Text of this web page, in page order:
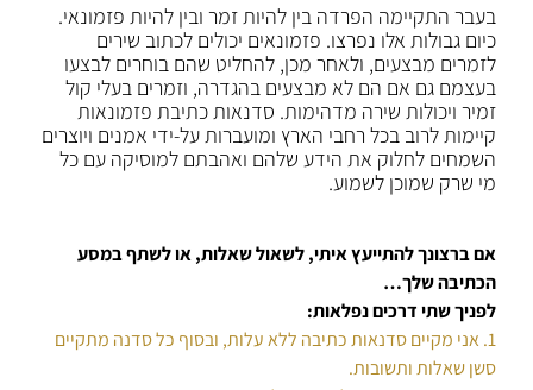
בעבר התקיימה הפרדה בין להיות זמר ובין להיות פזמונאי.
כיום גבולות אלו נפרצו. פזמונאים יכולים לכתוב שירים
לזמרים מבצעים, ולאחר מכן, להחליט שהם בוחרים לבצעו
בעצמם גם אם הם לא מבצעים בהגדרה, וזמרים בעלי קול
זמיר ויכולות שירה מדהימות. סדנאות כתיבת פזמונאות
קיימות לרוב בכל רחבי הארץ ומועברות על-ידי אמנים ויוצרים
השמחים לחלוק את הידע שלהם ואהבתם למוסיקה עם כל
מי שרק שמוכן לשמוע.
אם ברצונך להתייעץ איתי, לשאול שאלות, או לשתף במסע
הכתיבה שלך…
לפניך שתי דרכים נפלאות:
1. אני מקיים סדנאות כתיבה ללא עלות, ובסוף כל סדנה מתקיים
סשן שאלות ותשובות.